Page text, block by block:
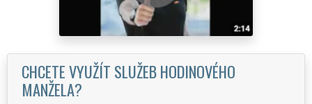
CHCETE VYUŽÍT SLUŽEB HODINOVÉHO
MANŽELA?